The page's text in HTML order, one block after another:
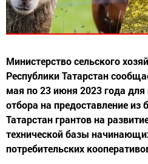
Министерство сельского
Республики Татарстан
мая по 23 июня 2023 года для
отбора на предоставление
Татарстан грантов на
технической базы
потребительских